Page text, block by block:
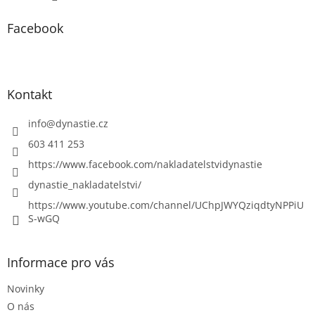
Facebook
Kontakt
info@dynastie.cz
603 411 253
https://www.facebook.com/nakladatelstvidynastie
dynastie_nakladatelstvi/
https://www.youtube.com/channel/UChpJWYQziqdtyNPPiU
S-wGQ
Informace pro vás
Novinky
O nás